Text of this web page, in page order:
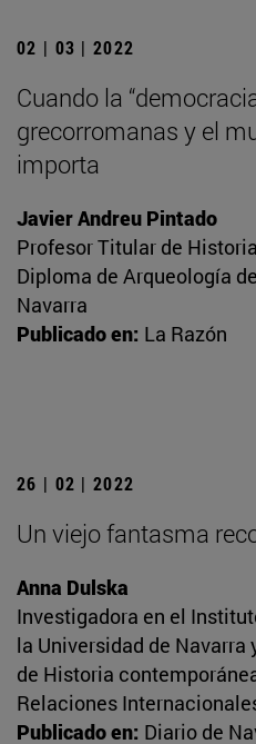
02 | 03 | 2022
Cuando la
grecorromanas y el
importa
Javier Andreu Pintado
Profesor Titular de
Diploma de Arqueología
Navarra
Publicado en: La Razón
26 | 02 | 2022
Un viejo fantasma
Anna Dulska
Investigadora en el
la Universidad de
de Historia
Relaciones
Publicado en: Diario de